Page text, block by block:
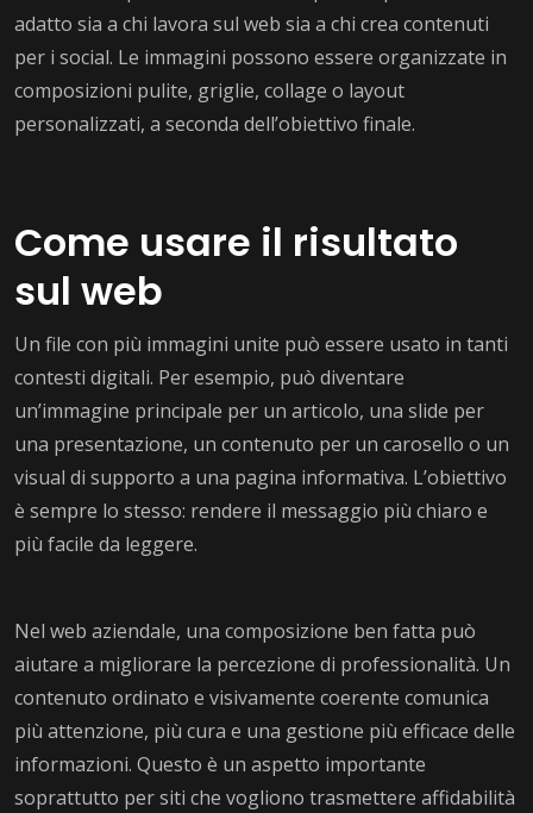
adatto sia a chi lavora sul web sia a chi crea contenuti
per i social. Le immagini possono essere organizzate in
composizioni pulite, griglie, collage o layout
personalizzati, a seconda dell’obiettivo finale.
Come usare il risultato
sul web
Un file con più immagini unite può essere usato in tanti
contesti digitali. Per esempio, può diventare
un’immagine principale per un articolo, una slide per
una presentazione, un contenuto per un carosello o un
visual di supporto a una pagina informativa. L’obiettivo
è sempre lo stesso: rendere il messaggio più chiaro e
più facile da leggere.
Nel web aziendale, una composizione ben fatta può
aiutare a migliorare la percezione di professionalità. Un
contenuto ordinato e visivamente coerente comunica
più attenzione, più cura e una gestione più efficace delle
informazioni. Questo è un aspetto importante
soprattutto per siti che vogliono trasmettere affidabilità